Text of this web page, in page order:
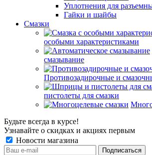
Уплотнения для
Гайки и шайбы
Смазки
особыми характеристиками
смазывание
Противозадирочные и
пистолеты для смазки
Будьте всегда в курсе!
Узнавайте о скидках и акциях первым
Новости магазина